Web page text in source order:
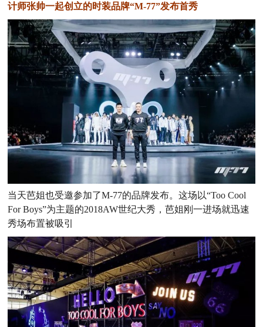
计师张帅一起创立的时装品牌“M-77”发布首秀
当天芭姐也受邀参加了M-77的品牌发布。这场以“Too Cool
For Boys”为主题的2018AW世纪大秀，芭姐刚一进场就迅速
秀场布置被吸引